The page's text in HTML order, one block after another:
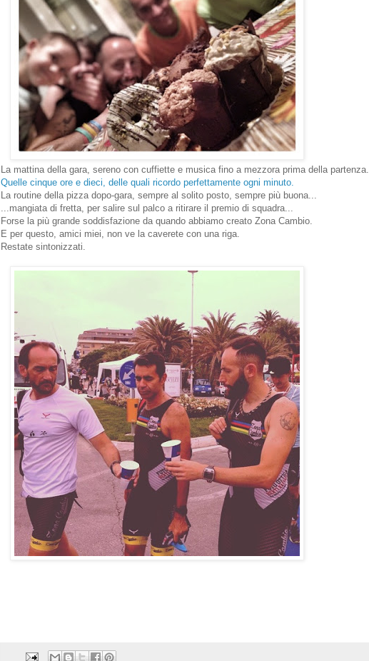
La mattina della gara, sereno con cuffiette e musica fino a mezzora prima della partenza.
Quelle cinque ore e dieci, delle quali ricordo perfettamente ogni minuto.
La routine della pizza dopo-gara, sempre al solito posto, sempre più buona...
...mangiata di fretta, per salire sul palco a ritirare il premio di squadra...
Forse la più grande soddisfazione da quando abbiamo creato Zona Cambio.
E per questo, amici miei, non ve la caverete con una riga.
Restate sintonizzati.